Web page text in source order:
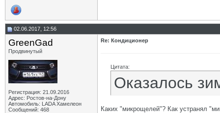
02.06.2017, 12:56
GrееnGad
Продвинутый
Регистрация: 21.09.2016
Адрес: Ростов-на-Дону
Автомобиль: LADA Хамелеон
Сообщений: 468
Re: Кондиционер
Цитата:
Оказалось
Каких "микрощелей"? Как устранял